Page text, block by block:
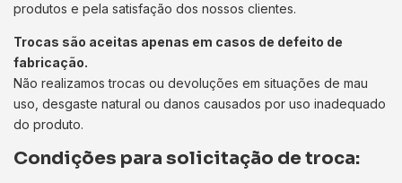
produtos e pela satisfação dos nossos clientes.
Trocas são aceitas apenas em casos de defeito de
fabricação.
Não realizamos trocas ou devoluções em situações de mau
uso, desgaste natural ou danos causados por uso inadequado
do produto.
Condições para solicitação de troca: